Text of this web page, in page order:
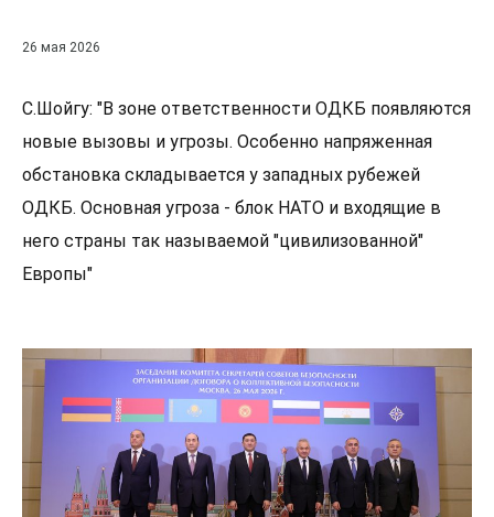
26 мая 2026
С.Шойгу: "В зоне ответственности ОДКБ появляются
новые вызовы и угрозы. Особенно напряженная
обстановка складывается у западных рубежей
ОДКБ. Основная угроза - блок НАТО и входящие в
него страны так называемой "цивилизованной"
Европы"